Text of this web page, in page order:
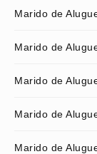
Marido de
Marido de
Marido de
Marido de
Marido de